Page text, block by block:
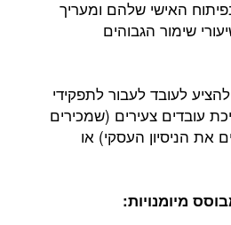
האישי שלהם ומעריך
שימור הגבוהים
לעובד לעבור לתפקידי
עובדים צעירים (שמכירים
את הניסיון העסקי) או